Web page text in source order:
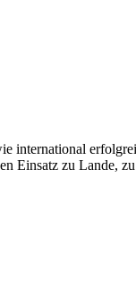
international
Einsatz zu Lande,